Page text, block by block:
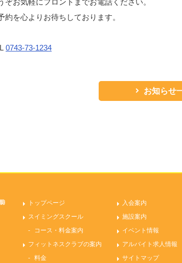
ぞお気軽にフロントまでお電話ください。
約を心よりお待ちしております。
0743-73-1234
お知らせ
トップページ
スイミングスクール
コース・料金案内
フィットネスクラブの案内
料金
入会案内
施設案内
イベント情報
アルバイト求人情報
サイトマップ